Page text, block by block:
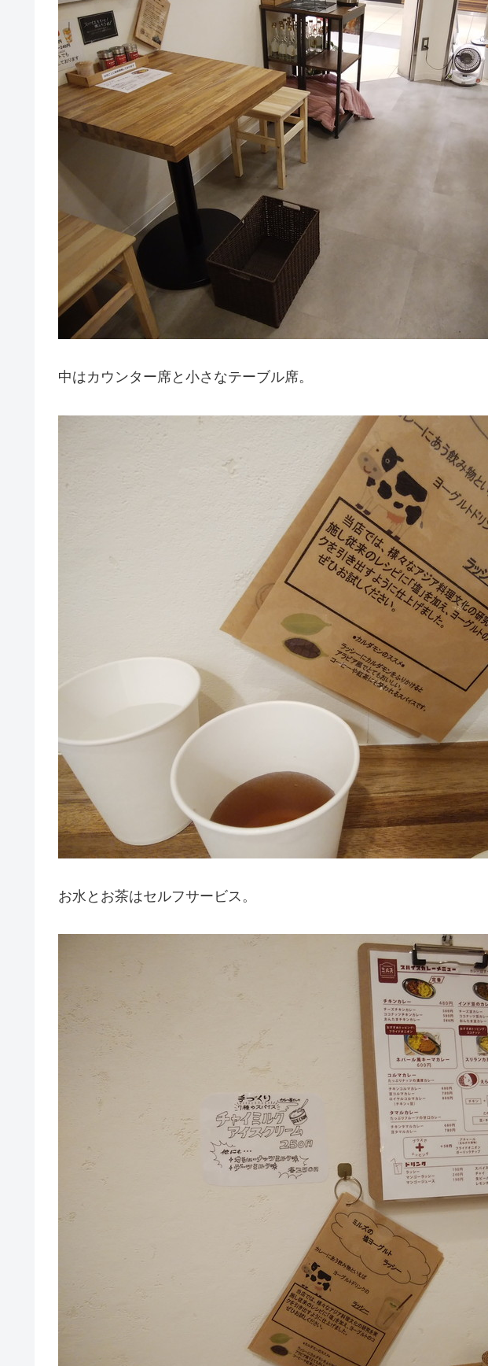
中はカウンター席と小さなテーブル席。
お水とお茶はセルフサービス。